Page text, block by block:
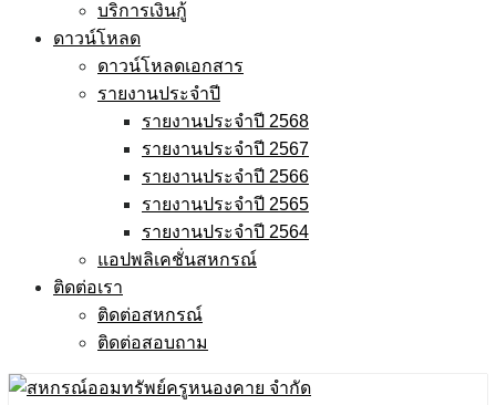
บริการเงินกู้
ดาวน์โหลด
ดาวน์โหลดเอกสาร
รายงานประจำปี
รายงานประจำปี 2568
รายงานประจำปี 2567
รายงานประจำปี 2566
รายงานประจำปี 2565
รายงานประจำปี 2564
แอปพลิเคชั่นสหกรณ์
ติดต่อเรา
ติดต่อสหกรณ์
ติดต่อสอบถาม